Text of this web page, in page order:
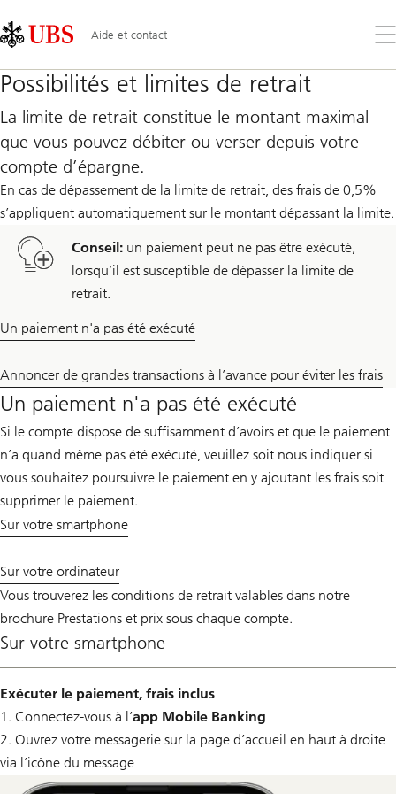
Links
Area
Aide et contact
le
Possibilités et limites de retrait
La limite de retrait constitue le montant maximal
que vous pouvez débiter ou verser depuis votre
compte d’épargne.
En cas de dépassement de la limite de retrait, des frais de 0,5%
s’appliquent automatiquement sur le montant dépassant la limite.
Conseil:un paiement peut ne pas être exécuté,
lorsqu’il est susceptible de dépasser la limite de
retrait.
Un paiement n'a pas été exécuté
Annoncer de grandes transactions à l’avance pour éviter les frais
Un paiement n'a pas été exécuté
Si le compte dispose de suffisamment d’avoirs et que le paiement
n’a quand même pas été exécuté, veuillez soit nous indiquer si
vous souhaitez poursuivre le paiement en y ajoutant les frais soit
supprimer le paiement.
Sur votre smartphone
Sur votre ordinateur
Vous trouverez les conditions de retrait valables dans notre
brochure Prestations et prix sous chaque compte.
Sur votre smartphone
Exécuter le paiement, frais inclus
1. Connectez-vous à l’app Mobile Banking
2. Ouvrez votre messagerie sur la page d’accueil en haut à droite
via l’icône du message